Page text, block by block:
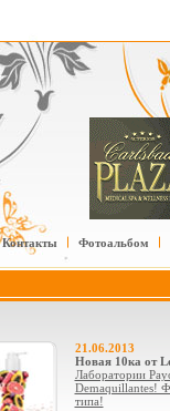
Контакты Фотоальбом
21.06.2013
Новая 10ка от
Лаборатории
Demaquillantes!
типа!